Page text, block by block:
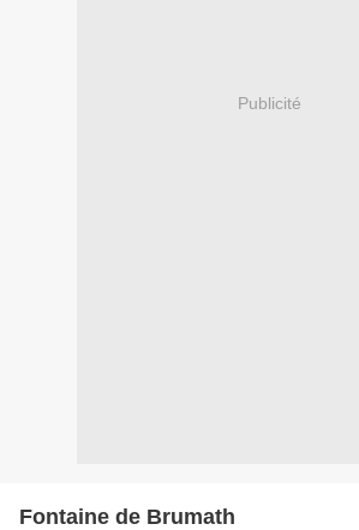
Publicité
Fontaine de Brumath